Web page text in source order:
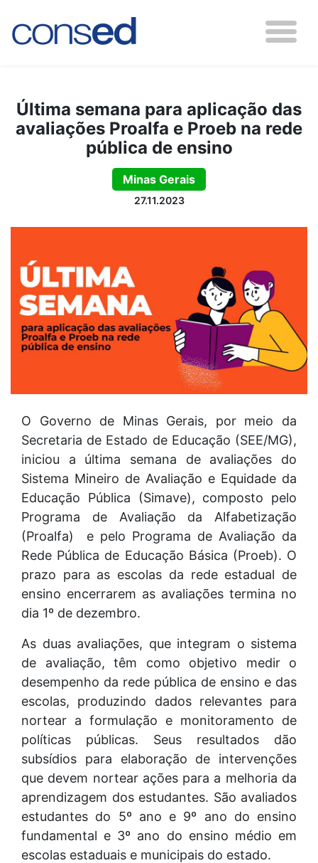
Última semana para aplicação das
avaliações Proalfa e Proeb na rede
pública de ensino
Minas Gerais
27.11.2023
O Governo de Minas Gerais, por meio da
Secretaria de Estado de Educação (SEE/MG),
iniciou a última semana de avaliações do
Sistema Mineiro de Avaliação e Equidade da
Educação Pública (Simave), composto pelo
Programa de Avaliação da Alfabetização
(Proalfa) e pelo Programa de Avaliação da
Rede Pública de Educação Básica (Proeb). O
prazo para as escolas da rede estadual de
ensino encerrarem as avaliações termina no
dia 1º de dezembro.
As duas avaliações, que integram o sistema
de avaliação, têm como objetivo medir o
desempenho da rede pública de ensino e das
escolas, produzindo dados relevantes para
nortear a formulação e monitoramento de
políticas públicas. Seus resultados dão
subsídios para elaboração de intervenções
que devem nortear ações para a melhoria da
aprendizagem dos estudantes. São avaliados
estudantes do 5º ano e 9º ano do ensino
fundamental e 3º ano do ensino médio em
escolas estaduais e municipais do estado.